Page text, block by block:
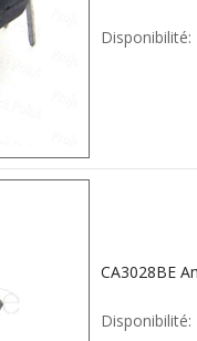
Disponibilité:
Disponibilité: